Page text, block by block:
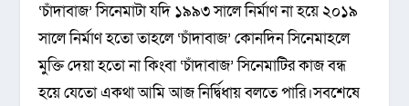
‘চাঁদাবাজ’ সিনেমাটা যদি ১৯৯৩ সালে নির্মাণ না হয়ে ২০১৯
সালে নির্মাণ হতো তাহলে ‘চাঁদাবাজ’ কোনদিন সিনেমাহলে
মুক্তি দেয়া হতো না কিংবা ‘চাঁদাবাজ’ সিনেমাটির কাজ বন্ধ
হয়ে যেতো একথা আমি আজ নির্দ্বিধায় বলতে পারি।সবশেষে